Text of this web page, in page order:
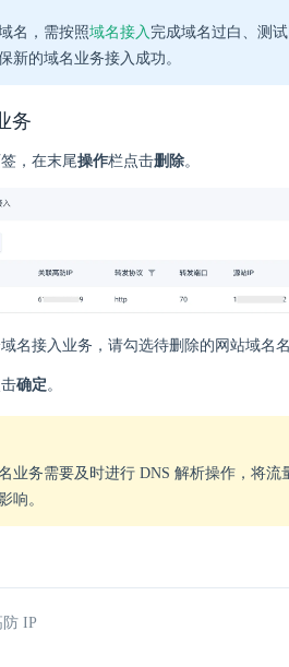
名，需按照域名接入 完成域名过白、测
新的域名业务接入成功。
务
，在末尾操作栏点击删除。
名接入业务，请勾选待删除的网站域名
确定。
业务需要及时进行 DNS 解析操作，将
响。
IP